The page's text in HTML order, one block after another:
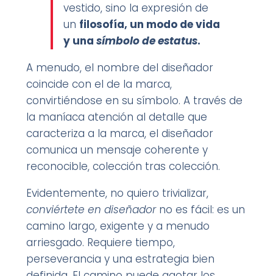
vestido, sino la expresión de
un filosofía, un modo de vida
y una símbolo de estatus.
A menudo, el nombre del diseñador
coincide con el de la marca,
convirtiéndose en su símbolo. A través de
la maníaca atención al detalle que
caracteriza a la marca, el diseñador
comunica un mensaje coherente y
reconocible, colección tras colección.
Evidentemente, no quiero trivializar,
conviértete en diseñadorno es fácil: es un
camino largo, exigente y a menudo
arriesgado. Requiere tiempo,
perseverancia y una estrategia bien